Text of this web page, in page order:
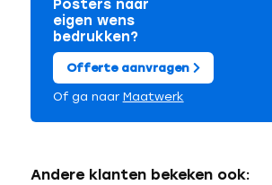
Posters naar
eigen wens
bedrukken?
Offerte aanvragen
Of ga naar Maatwerk
Andere klanten bekeken ook: